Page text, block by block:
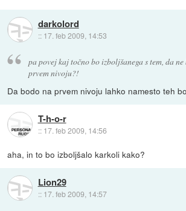
darkolord
:: 17. feb 2009, 14:53
pa povej kaj točno bo izboljšanega s tem, da ne
prvem nivoju?!
Da bodo na prvem nivoju lahko namesto teh
T-h-o-r
:: 17. feb 2009, 14:56
aha, in to bo izboljšalo karkoli kako?
Lion29
:: 17. feb 2009, 14:57